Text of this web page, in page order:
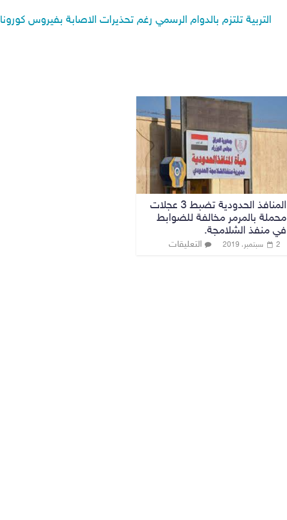
التربية تلتزم بالدوام الرسمي رغم تحذيرات الاصابة بفيروس كورونا
المنافذ الحدودية تضبط 3 عجلات
محملة بالمرمر مخالفة للضوابط
في منفذ الشلامجة.
2 سبتمبر، 2019 التعليقات